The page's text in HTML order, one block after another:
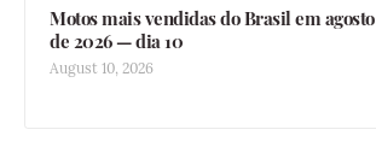
Motos mais vendidas do Brasil em agosto
de 2026 — dia 10
August 10, 2026